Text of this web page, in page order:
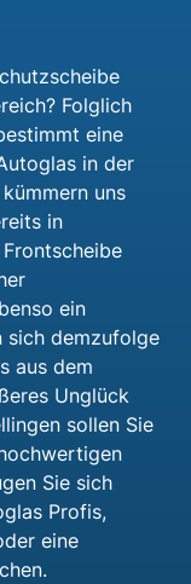
Folglich
eine
in der
uns
in
ein
sich demzufolge
aus dem
Unglück
sollen Sie
Sie sich
Profis,
eine